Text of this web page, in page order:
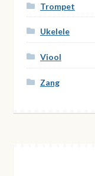
Trompet
Ukelele
Viool
Zang